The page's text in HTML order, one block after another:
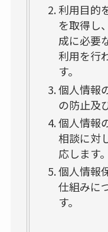
利用目的
を取得し
成に必要
利用を行
す。
個人情報
の防止及
個人情報
相談に対
応します。
個人情報
仕組みに
す。